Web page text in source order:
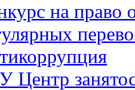
на право
Центр